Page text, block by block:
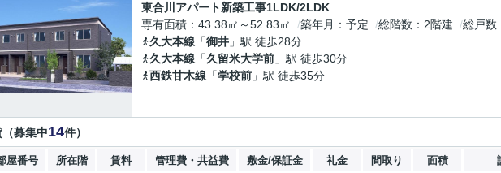
東合川アパート新築工事1LDK/2LDK
専有面積
43.38㎡～52.83㎡ 築年月 予定 総階数 2階建 総戸数
久大本線 「御井 」駅 徒歩28分
久大本線 「久留米大学前 」駅 徒歩30分
西鉄甘木線 「学校前 」駅 徒歩35分
募集中14件）
屋番号 所在階 賃料 管理費・共益費 敷金/保証金 礼金 間取り 面積